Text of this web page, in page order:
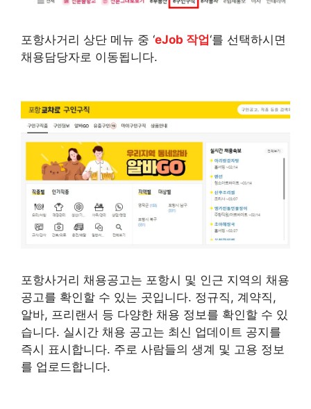
포항사거리 상단 메뉴 중 ‘eJob 작업‘를 선택하시면
채용담당자로 이동됩니다.
포항사거리 채용공고는 포항시 및 인근 지역의 채용
공고를 확인할 수 있는 곳입니다. 정규직, 계약직,
알바, 프리랜서 등 다양한 채용 정보를 확인할 수 있
습니다. 실시간 채용 공고는 최신 업데이트 공지를
즉시 표시합니다. 주로 사람들의 생계 및 고용 정보
를 업로드합니다.